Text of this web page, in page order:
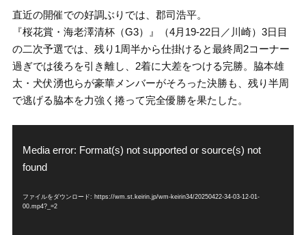
直近の開催での好調ぶりでは、郡司浩平。
『桜花賞・海老澤清杯（G3）』（4月19-22日／川崎）3日目
の二次予選では、残り1周半から仕掛けると最終周2コーナー
過ぎでは後ろを引き離し、2着に大差をつける完勝。脇本雄
太・犬伏湧也らが豪華メンバーがそろった決勝も、残り半周
で逃げる脇本を力強く捲って完全優勝を果たした。
Media error: Format(s) not supported or source(s) not
found
ファイルをダウンロード: https://wm.st.keirin.jp/wm-keirin34/20250422-34-03-12-01-
00.mp4?_=2